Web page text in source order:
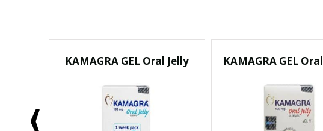
KAMAGRA GEL Oral Jelly KAMAGRA GEL